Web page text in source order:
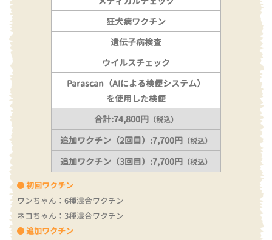
初回ワクチン
ワンちゃん：6種混合ワクチン
ネコちゃん：3種混合ワクチン
追加ワクチン
狂犬病ワクチン
遺伝子病検査
ウイルスチェック
Parascan（AIによる検便システム）
を使用した検便
合計:74,800円 （税込）
追加ワクチン（2回目）:7,700円 （税込）
追加ワクチン（3回目）:7,700円 （税込）